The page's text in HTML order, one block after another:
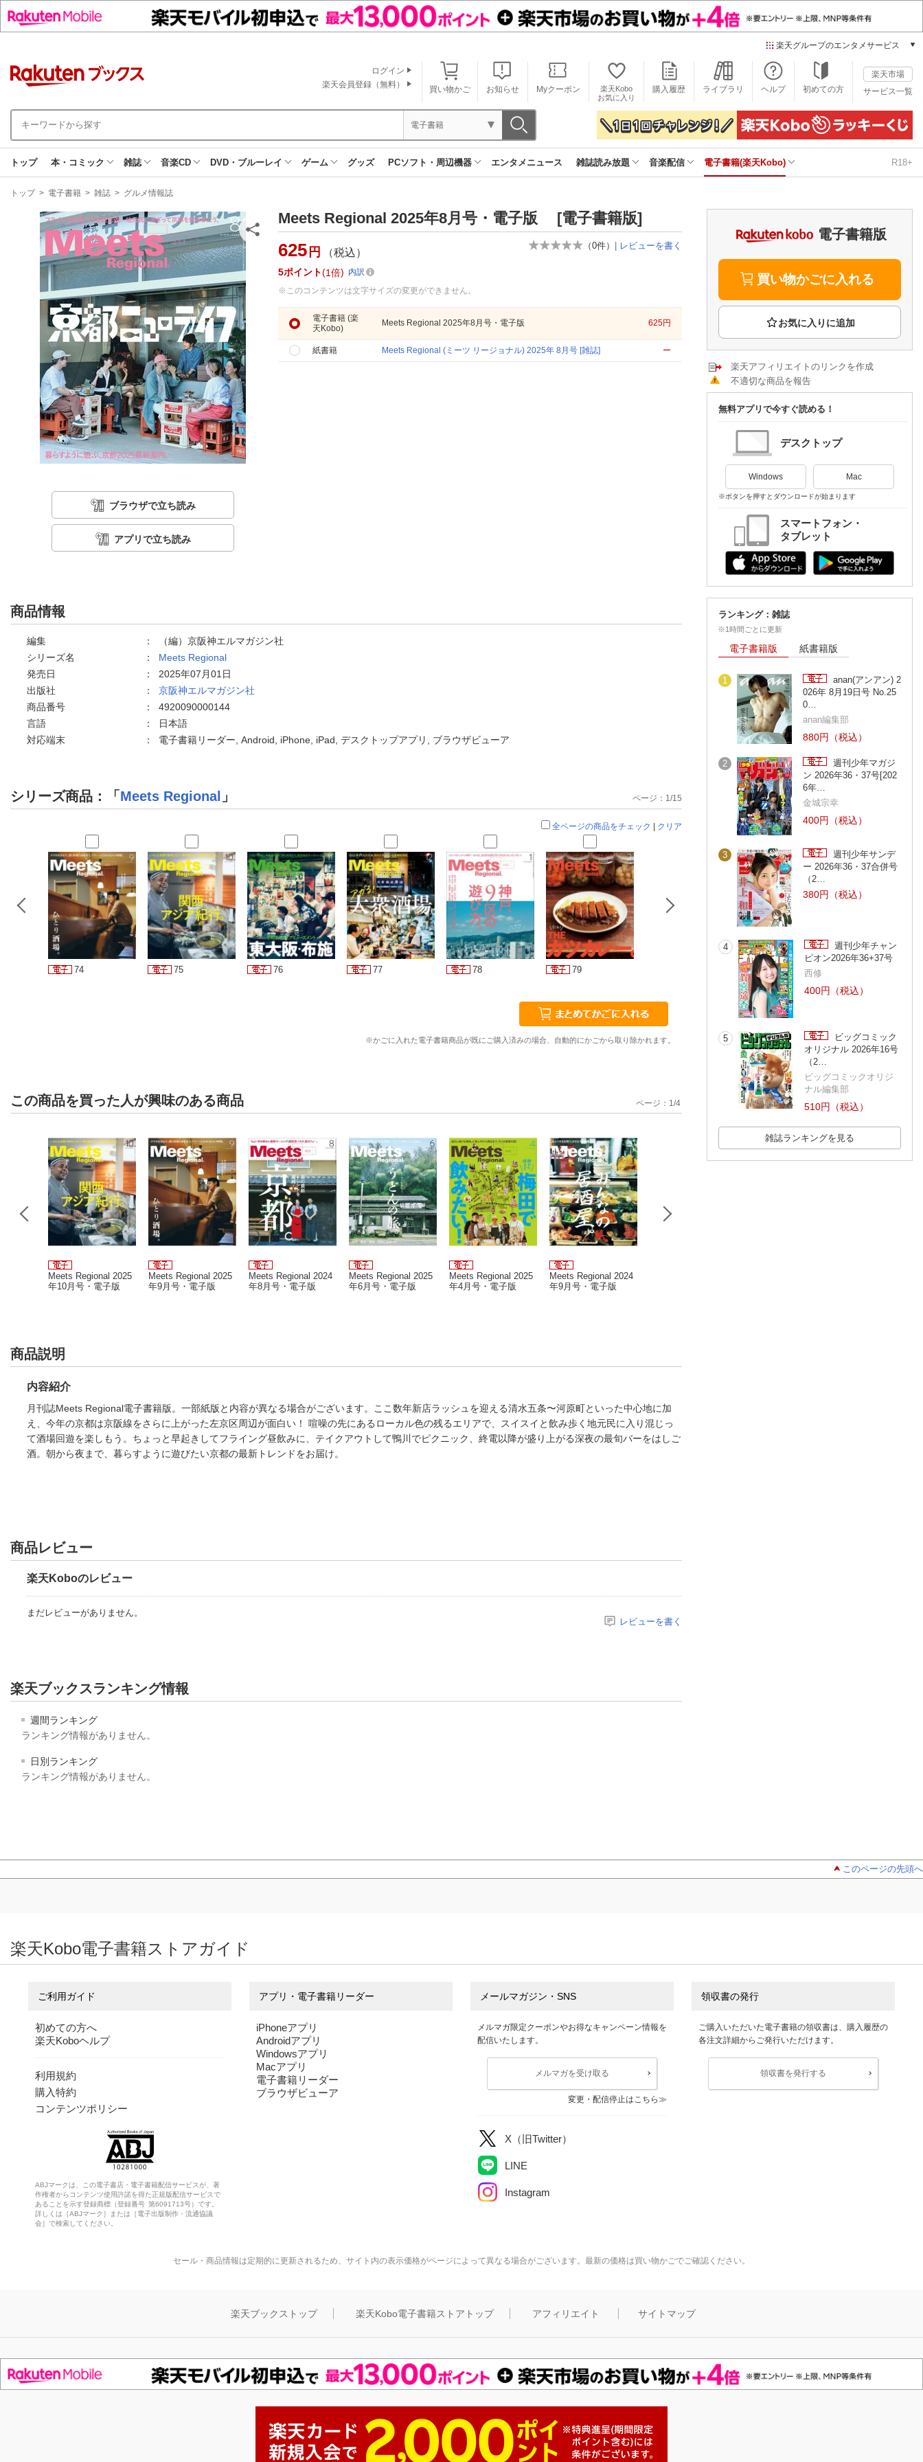
楽天グループのエンタメサービス
本/ゲーム/CD/DVD
楽天ブックス
電子書籍
楽天Kobo
雑誌読み放題
楽天ミュージック
楽天TV
動画配信ガイド
Rakuten PLAY
Rチャンネル
楽天チケット
エンタメニュース
推し楽
買い物かご お知らせ Myクーポン
楽天Kobo
お気に入り
購入履歴 ライブラリ ヘルプ 初めての方
楽天市場
サービス一覧
ログイン
楽天会員登録（無料）
電子書籍
トップ 本・コミック 雑誌 音楽CD DVD・ブルーレイ ゲーム グッズ PCソフト・周辺機器 エンタメニュース 雑誌読み放題 音楽配信 電子書籍(楽天Kobo) R18+
現
トップ > 電子書籍 > 雑誌 > グルメ情報誌
ブラウザで立ち読み
アプリで立ち読み
Meets Regional 2025年8月号・電子版 [電子書籍版]
（0件） | レビューを書く
625 円 （税込）
5ポイント 1倍
内訳
※このコンテンツは文字サイズの変更ができません。
電子書籍 (楽
天Kobo)
Meets Regional 2025年8月号・電子版 625円
紙書籍 Meets Regional (ミーツ リージョナル) 2025年 8月号 [雑誌] ー
商品情報
編集 ：
（編）京阪神エルマガジン社
シリーズ名
： Meets Regional
発売日
： 2025年07月01日
出版社
： 京阪神エルマガジン社
商品番号
： 4920090000144
言語
：
日本語
対応端末
： 電子書籍リーダー, Android, iPhone, iPad, デスクトップアプリ, ブラウザビューア
シリーズ商品：「Meets Regional 」 ページ：1/15
全ページの商品をチェック | クリア
74 75 76 77 78 79 81
※かごに入れた電子書籍商品が既にご購入済みの場合、自動的にかごから取り除かれます。
この商品を買った人が興味のある商品
Meets Regional 2025
年10月号・電子版
Meets Regional 2025
年9月号・電子版
Meets Regional 2024
年8月号・電子版
Meets Regional 2025
年6月号・電子版
Meets Regional 2025
年4月号・電子版
Meets Regional 2024
年9月号・電子版
ページ： 1 /4
商品説明
内容紹介
月刊誌Meets Regional電子書籍版。一部紙版と内容が異なる場合がございます。ここ数年新店ラッシュを迎える清水五条〜河原町といった中心地に加
え、今年の京都は京阪線をさらに上がった左京区周辺が面白い！ 喧噪の先にあるローカル色の残るエリアで、スイスイと飲み歩く地元民に入り混じっ
て酒場回遊を楽しもう。ちょっと早起きしてフライング昼飲みに、テイクアウトして鴨川でピクニック、終電以降が盛り上がる深夜の最旬バーをはしご
酒。朝から夜まで、暮らすように遊びたい京都の最新トレンドをお届け。
商品レビュー
楽天Koboのレビュー
まだレビューがありません。
レビューを書く
楽天ブックスランキング情報
週間ランキング
ランキング情報がありません。
日別ランキング
ランキング情報がありません。
電子書籍版
買い物かごに入れる
楽天アフィリエイトのリンクを作成
不適切な商品を報告
無料アプリで今すぐ読める！
デスクトップ
Windows Mac
※ボタンを押すとダウンロードが始まります
スマートフォン・
タブレット
ランキング：雑誌
※1時間ごとに更新
電子書籍版 紙書籍版
1
anan(アンアン) 2
026年 8月19日号 No.25
0…
anan編集部
880円（税込）
2
週刊少年マガジ
ン 2026年36・37号[202
6年…
金城宗幸
400円（税込）
3
週刊少年サンデ
ー 2026年36・37合併号
（2…
380円（税込）
4
週刊少年チャン
ピオン2026年36+37号
西修
400円（税込）
5
ビッグコミック
オリジナル 2026年16号
（2…
ビッグコミックオリジ
ナル編集部
510円（税込）
雑誌ランキングを見る
このページの先頭へ
楽天Kobo電子書籍ストアガイド
ご利用ガイド
初めての方へ
楽天Koboヘルプ
利用規約
購入特約
コンテンツポリシー
ABJマークは、この電子書店・電子書籍配信サービスが、著
作権者からコンテンツ使用許諾を得た正規版配信サービスで
あることを示す登録商標（登録番号 第6091713号）です。
詳しくは［ABJマーク］または［電子出版制作・流通協議
会］で検索してください。
アプリ・電子書籍リーダー
iPhoneアプリ
Androidアプリ
Windowsアプリ
Macアプリ
電子書籍リーダー
ブラウザビューア
メールマガジン・SNS
メルマガ限定クーポンやお得なキャンペーン情報を
配信いたします。
メルマガを受け取る
変更・配信停止はこちら
X（旧Twitter）
LINE
Instagram
領収書の発行
ご購入いただいた電子書籍の領収書は、購入履歴の
各注文詳細からご発行いただけます。
領収書を発行する
セール・商品情報は定期的に更新されるため、サイト内の表示価格がページによって異なる場合がございます。最新の価格は買い物かごでご確認ください。
楽天ブックストップ 楽天Kobo電子書籍ストアトップ アフィリエイト サイトマップ